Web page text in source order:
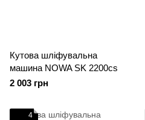
Кутова шліфувальна
машина NOWA SK 2200cs
2 003 грн
4